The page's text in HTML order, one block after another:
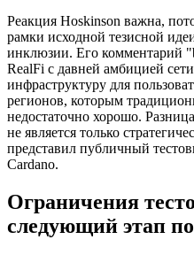
Реакция Hoskinson важна,
рамки исходной тезисной
инклюзии. Его комментарий
RealFi с давней амбицией
инфраструктуру для
регионов, которым
недостаточно хорошо.
не является только
представил публичный
Cardano.
Ограничения
следующий этап